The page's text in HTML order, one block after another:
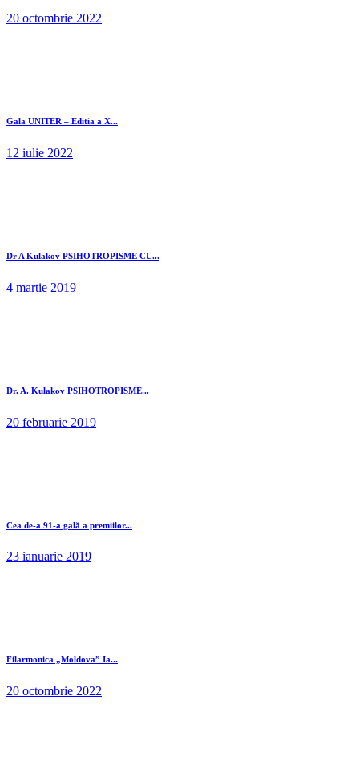
20 octombrie 2022
Gala UNITER – Editia a X...
12 iulie 2022
Dr A Kulakov PSIHOTROPISME CU...
4 martie 2019
Dr. A. Kulakov PSIHOTROPISME...
20 februarie 2019
Cea de-a 91-a gală a premiilor...
23 ianuarie 2019
Filarmonica „Moldova” Ia...
20 octombrie 2022